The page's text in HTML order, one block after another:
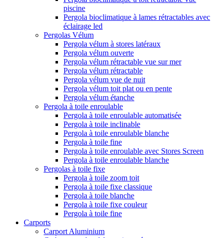
piscine
Pergola bioclimatique à lames rétractables avec
éclairage led
Pergolas Vélum
Pergola vélum à stores latéraux
Pergola vélum ouverte
Pergola vélum rétractable vue sur mer
Pergola vélum rétractable
Pergola vélum vue de nuit
Pergola vélum toit plat ou en pente
Pergola vélum étanche
Pergola à toile enroulable
Pergola à toile enroulable automatisée
Pergola à toile inclinable
Pergola à toile enroulable blanche
Pergola à toile fine
Pergola à toile enroulable avec Stores Screen
Pergola à toile enroulable blanche
Pergolas à toile fixe
Pergola à toile zoom toit
Pergola à toile fixe classique
Pergola à toile blanche
Pergola à toile fixe couleur
Pergola à toile fine
Carports
Carport Aluminium